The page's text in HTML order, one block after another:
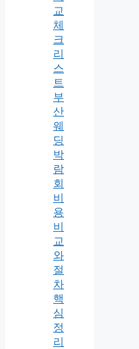
교
체
크
리
스
트
부
산
웨
딩
박
람
회
비
용
비
교
와
절
차
핵
심
정
리